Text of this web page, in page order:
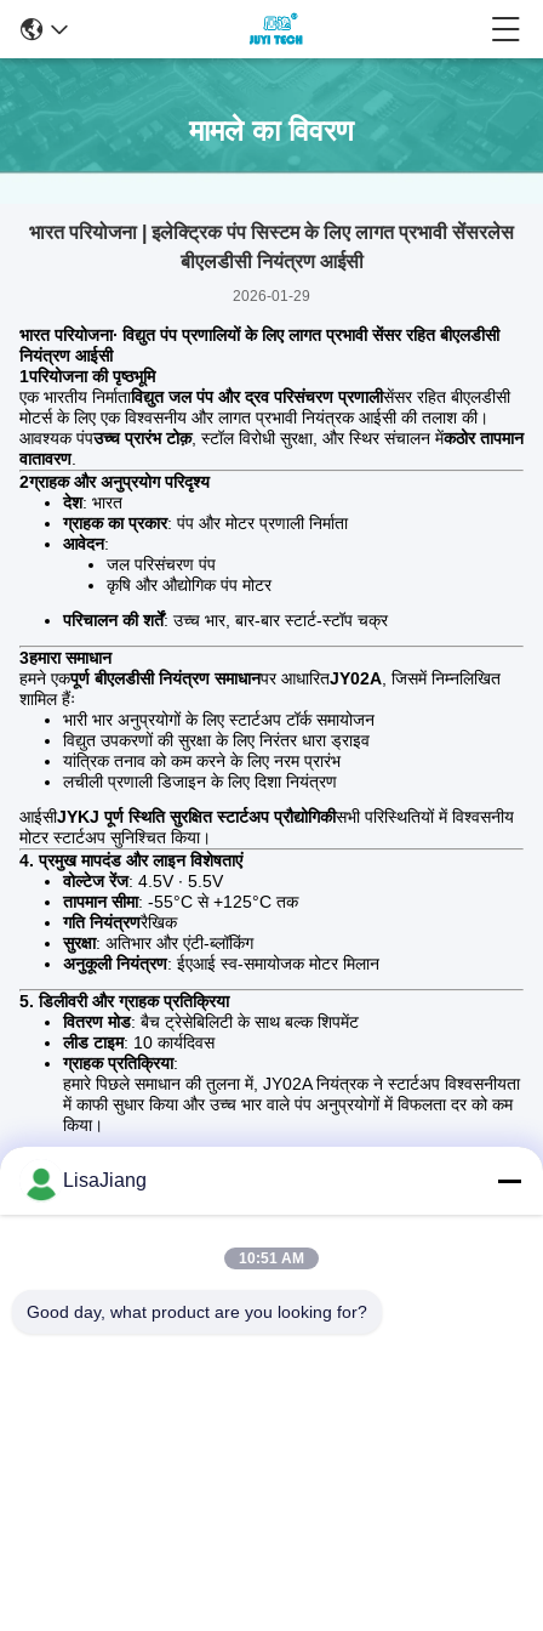
मामले का विवरण
भारत परियोजना | इलेक्ट्रिक पंप सिस्टम के लिए लागत प्रभावी सेंसरलेस
बीएलडीसी नियंत्रण आईसी
2026-01-29
भारत परियोजना∙ विद्युत पंप प्रणालियों के लिए लागत प्रभावी सेंसर रहित बीएलडीसी
नियंत्रण आईसी
1परियोजना की पृष्ठभूमि
एक भारतीय निर्माताविद्युत जल पंप और द्रव परिसंचरण प्रणालीसेंसर रहित बीएलडीसी
मोटर्स के लिए एक विश्वसनीय और लागत प्रभावी नियंत्रक आईसी की तलाश की।
आवश्यक पंपउच्च प्रारंभ टोक़, स्टॉल विरोधी सुरक्षा, और स्थिर संचालन मेंकठोर तापमान
वातावरण.
2ग्राहक और अनुप्रयोग परिदृश्य
देश: भारत
ग्राहक का प्रकार: पंप और मोटर प्रणाली निर्माता
आवेदन:
जल परिसंचरण पंप
कृषि और औद्योगिक पंप मोटर
परिचालन की शर्तें: उच्च भार, बार-बार स्टार्ट-स्टॉप चक्र
3हमारा समाधान
हमने एकपूर्ण बीएलडीसी नियंत्रण समाधानपर आधारितJY02A , जिसमें निम्नलिखित
शामिल हैंः
भारी भार अनुप्रयोगों के लिए स्टार्टअप टॉर्क समायोजन
विद्युत उपकरणों की सुरक्षा के लिए निरंतर धारा ड्राइव
यांत्रिक तनाव को कम करने के लिए नरम प्रारंभ
लचीली प्रणाली डिजाइन के लिए दिशा नियंत्रण
आईसीJYKJ पूर्ण स्थिति सुरक्षित स्टार्टअप प्रौद्योगिकीसभी परिस्थितियों में विश्वसनीय
मोटर स्टार्टअप सुनिश्चित किया।
4. प्रमुख मापदंड और लाइन विशेषताएं
वोल्टेज रेंज: 4.5V ∙ 5.5V
तापमान सीमा: -55°C से +125°C तक
गति नियंत्रणरैखिक
सुरक्षा: अतिभार और एंटी-ब्लॉकिंग
अनुकूली नियंत्रण: ईएआई स्व-समायोजक मोटर मिलान
5. डिलीवरी और ग्राहक प्रतिक्रिया
वितरण मोड: बैच ट्रेसेबिलिटी के साथ बल्क शिपमेंट
लीड टाइम: 10 कार्यदिवस
ग्राहक प्रतिक्रिया:
हमारे पिछले समाधान की तुलना में, JY02A नियंत्रक ने स्टार्टअप विश्वसनीयता
में काफी सुधार किया और उच्च भार वाले पंप अनुप्रयोगों में विफलता दर को कम
किया।
LisaJiang
10:51 AM
Good day, what product are you looking for?